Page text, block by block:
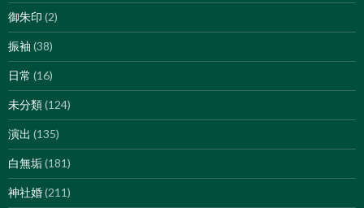
御朱印 (2)
振袖 (38)
日常 (16)
未分類(124)
演出 (135)
白無垢(181)
神社婚(211)